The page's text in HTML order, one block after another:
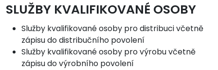
SLUŽBY KVALIFIKOVANÉ OSOBY
Služby kvalifikované osoby pro distribuci včetně
zápisu do distribučního povolení
Služby kvalifikované osoby pro výrobu včetně
zápisu do výrobního povolení